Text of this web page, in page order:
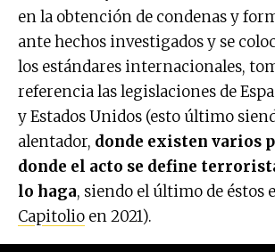
en la obtención de condenas y
ante hechos investigados y se
los estándares internacionales,
referencia las legislaciones de
y Estados Unidos (esto último
alentador, donde existen varios
donde el acto se define
lo haga, siendo el último de éstos
Capitolio en 2021).